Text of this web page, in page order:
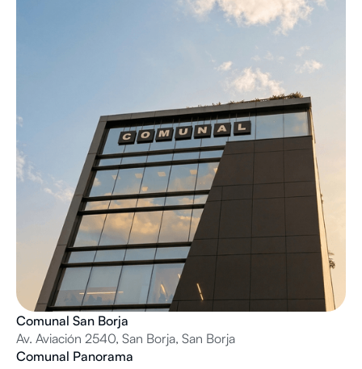
Comunal San Borja
Av. Aviación 2540, San Borja, San Borja
Comunal Panorama